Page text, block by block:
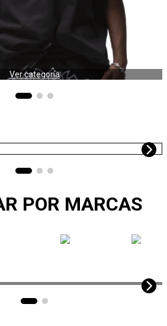
Ver categoría
POR MARCAS